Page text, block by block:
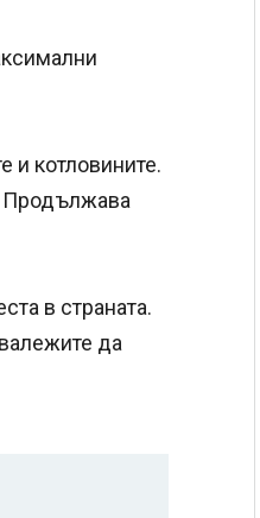
и котловините.
Продължава
в страната.
да